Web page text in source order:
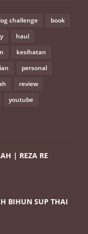
challenge
book
haul
kesihatan
personal
review
youtube
| REZA RE
BIHUN SUP THAI